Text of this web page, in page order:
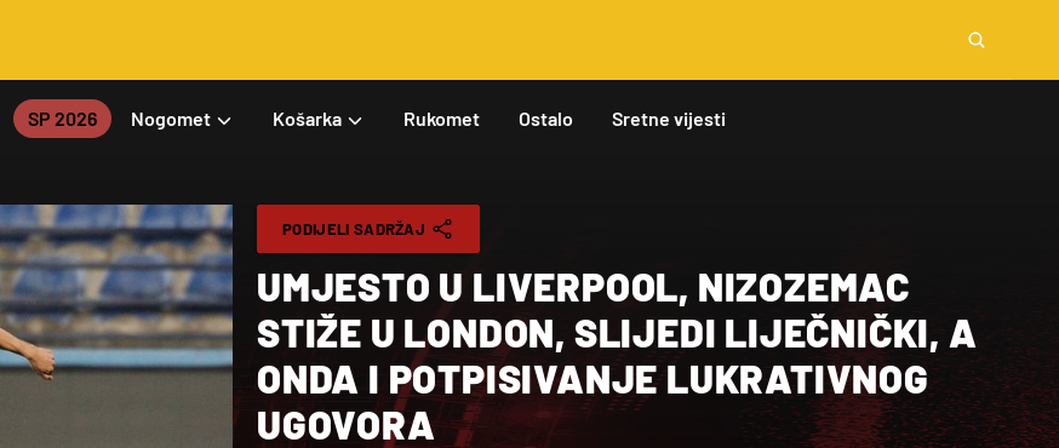
SP 2026 Nogomet Košarka Rukomet Ostalo Sretne vijesti
PODIJELI SADRŽAJ
UMJESTO U LIVERPOOL, NIZOZEMAC
STIŽE U LONDON, SLIJEDI LIJEČNIČKI, A
ONDA I POTPISIVANJE LUKRATIVNOG
UGOVORA